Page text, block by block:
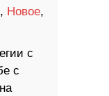
, Новое,
с
с